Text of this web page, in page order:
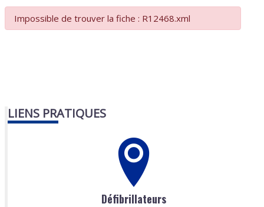
Impossible de trouver la fiche : R12468.xml
LIENS PRATIQUES
Défibrillateurs